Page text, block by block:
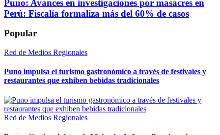
Puno: Avances en investigaciones por masacres en
Perú: Fiscalía formaliza más del 60% de casos
Popular
Red de Medios Regionales
Puno impulsa el turismo gastronómico a través de festivales y
restaurantes que exhiben bebidas tradicionales
Red de Medios Regionales